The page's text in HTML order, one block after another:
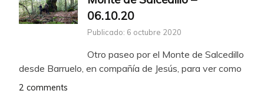
06.10.20
Publicado: 6 octubre 2020
Otro paseo por el Monte de Salcedillo
desde Barruelo, en compañía de Jesús, para ver como
2 comments